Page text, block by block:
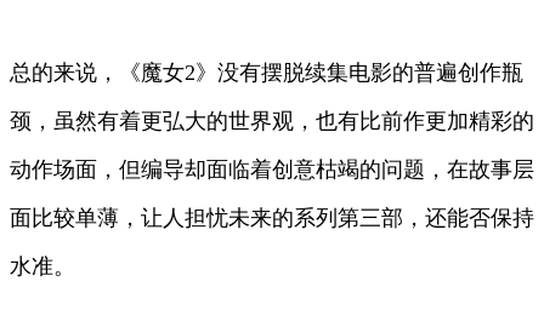
总的来说，《魔女2》没有摆脱续集电影的普遍创作瓶
颈，虽然有着更弘大的世界观，也有比前作更加精彩的
动作场面，但编导却面临着创意枯竭的问题，在故事层
面比较单薄，让人担忧未来的系列第三部，还能否保持
水准。